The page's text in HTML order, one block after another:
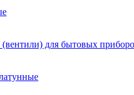
для бытовых